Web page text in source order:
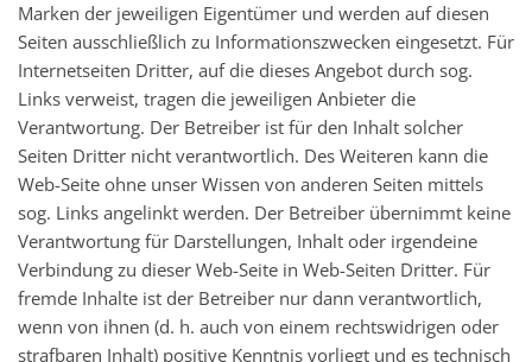
Marken der jeweiligen Eigentümer und werden auf diesen
Seiten ausschließlich zu Informationszwecken eingesetzt. Für
Internetseiten Dritter, auf die dieses Angebot durch sog.
Links verweist, tragen die jeweiligen Anbieter die
Verantwortung. Der Betreiber ist für den Inhalt solcher
Seiten Dritter nicht verantwortlich. Des Weiteren kann die
Web-Seite ohne unser Wissen von anderen Seiten mittels
sog. Links angelinkt werden. Der Betreiber übernimmt keine
Verantwortung für Darstellungen, Inhalt oder irgendeine
Verbindung zu dieser Web-Seite in Web-Seiten Dritter. Für
fremde Inhalte ist der Betreiber nur dann verantwortlich,
wenn von ihnen (d. h. auch von einem rechtswidrigen oder
strafbaren Inhalt) positive Kenntnis vorliegt und es technisch